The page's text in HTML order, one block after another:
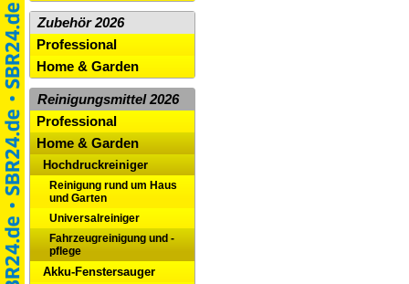
Zubehör 2026
Professional
Home & Garden
Reinigungsmittel 2026
Professional
Home & Garden
Hochdruckreiniger
Reinigung rund um Haus
und Garten
Universalreiniger
Fahrzeugreinigung und -
pflege
Akku-Fenstersauger